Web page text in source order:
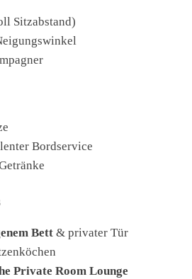
Sitzabstand)
Bordservice
Bett & privater Tür
Private Room Lounge